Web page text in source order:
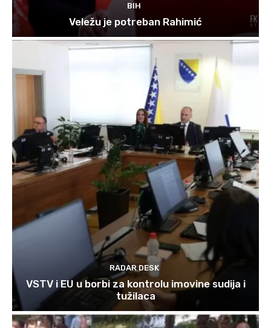
BIH
Veležu je potreban Rahimić
RADAR DESK
VSTV i EU u borbi za kontrolu imovine sudija i
tužilaca